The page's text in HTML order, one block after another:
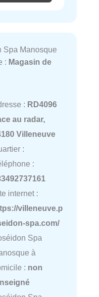
Spa Manosque
: Magasin de
: RD4096
au radar,
Villeneuve
:
:
internet :
villeneuve.p
spa.com/
Spa
à
: non